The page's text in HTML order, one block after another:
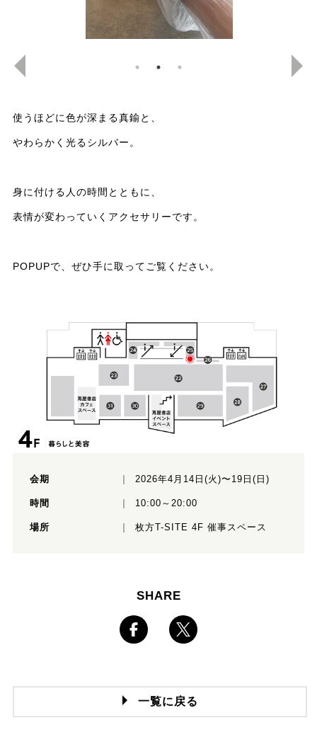
使うほどに色が深まる真鍮と、
やわらかく光るシルバー。
身に付ける人の時間とともに、
表情が変わっていくアクセサリーです。
POPUPで、ぜひ手に取ってご覧ください。
会期 2026年4月14日(火)〜19日(日)
時間 10:00～20:00
場所 枚方T-SITE 4F 催事スペース
SHARE
一覧に戻る